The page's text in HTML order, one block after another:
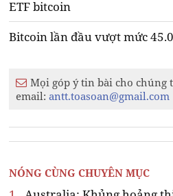
ETF bitcoin
Bitcoin lần đầu vượt mức
Mọi góp ý tin bài cho chúng
email:antt.toasoan@gmail.com
NÓNG CÙNG CHUYÊN MỤC